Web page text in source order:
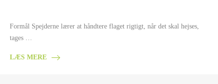
Formål Spejderne lærer at håndtere flaget rigtigt, når det skal hejses,
tages …
LÆS MERE